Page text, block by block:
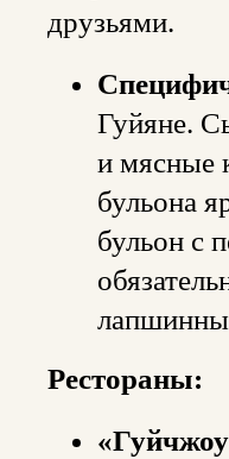
друзьями.
Гуйяне.
и мясные
бульона
бульон с
Рестораны: